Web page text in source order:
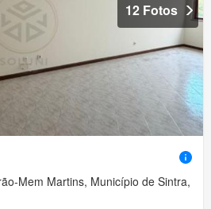
12 Fotos
Mem Martins, Município de Sintra,